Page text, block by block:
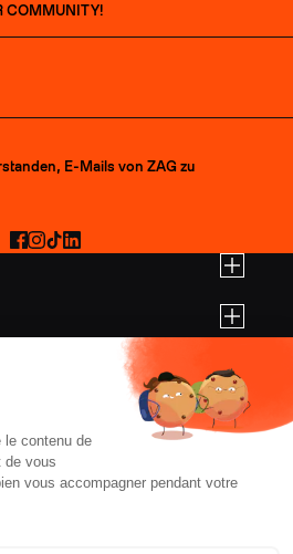
COMMUNITY!
E-Mails von ZAG zu
Facebook
Instagram
TikTokLinkedIn